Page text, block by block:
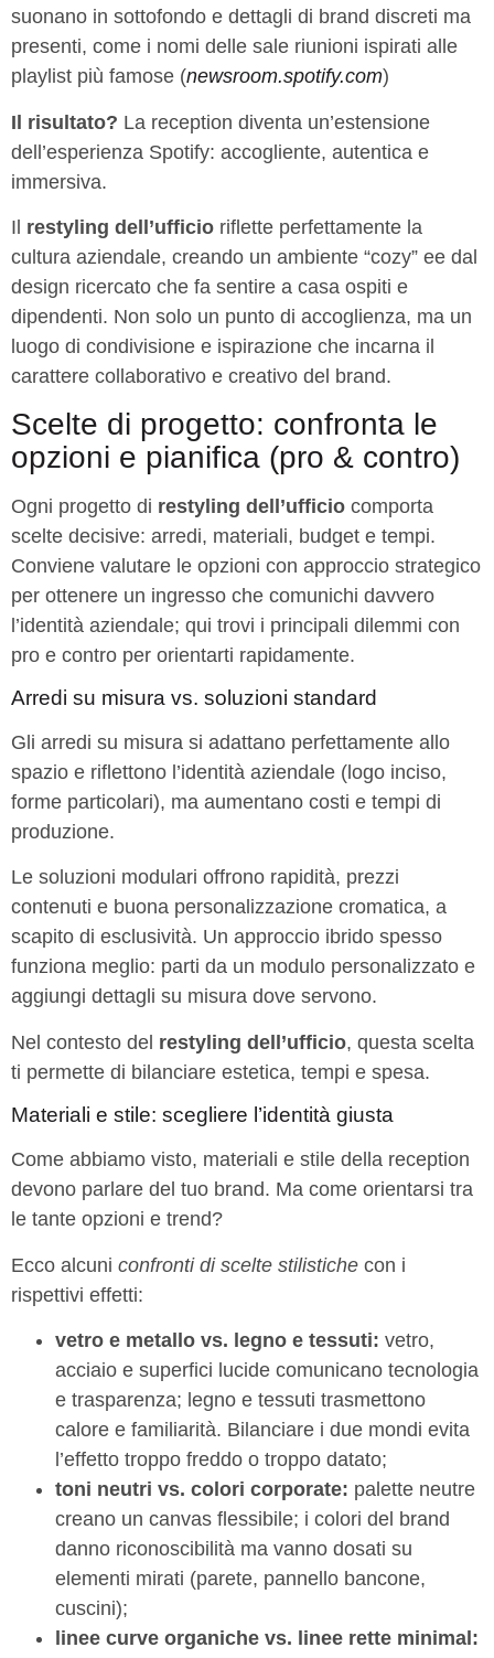
suonano in sottofondo e dettagli di brand discreti ma
presenti, come i nomi delle sale riunioni ispirati alle
playlist più famose (newsroom.spotify.com)
Il risultato? La reception diventa un’estensione
dell’esperienza Spotify: accogliente, autentica e
immersiva.
Il restyling dell’ufficio riflette perfettamente la
cultura aziendale, creando un ambiente “cozy” ee dal
design ricercato che fa sentire a casa ospiti e
dipendenti. Non solo un punto di accoglienza, ma un
luogo di condivisione e ispirazione che incarna il
carattere collaborativo e creativo del brand.
Scelte di progetto: confronta le
opzioni e pianifica (pro & contro)
Ogni progetto di restyling dell’ufficio comporta
scelte decisive: arredi, materiali, budget e tempi.
Conviene valutare le opzioni con approccio strategico
per ottenere un ingresso che comunichi davvero
l’identità aziendale; qui trovi i principali dilemmi con
pro e contro per orientarti rapidamente.
Arredi su misura vs. soluzioni standard
Gli arredi su misura si adattano perfettamente allo
spazio e riflettono l’identità aziendale (logo inciso,
forme particolari), ma aumentano costi e tempi di
produzione.
Le soluzioni modulari offrono rapidità, prezzi
contenuti e buona personalizzazione cromatica, a
scapito di esclusività. Un approccio ibrido spesso
funziona meglio: parti da un modulo personalizzato e
aggiungi dettagli su misura dove servono.
Nel contesto del restyling dell’ufficio, questa scelta
ti permette di bilanciare estetica, tempi e spesa.
Materiali e stile: scegliere l’identità giusta
Come abbiamo visto, materiali e stile della reception
devono parlare del tuo brand. Ma come orientarsi tra
le tante opzioni e trend?
Ecco alcuni confronti di scelte stilistiche con i
rispettivi effetti:
vetro e metallo vs. legno e tessuti: vetro,
acciaio e superfici lucide comunicano tecnologia
e trasparenza; legno e tessuti trasmettono
calore e familiarità. Bilanciare i due mondi evita
l’effetto troppo freddo o troppo datato;
toni neutri vs. colori corporate: palette neutre
creano un canvas flessibile; i colori del brand
danno riconoscibilità ma vanno dosati su
elementi mirati (parete, pannello bancone,
cuscini);
linee curve organiche vs. linee rette minimal: